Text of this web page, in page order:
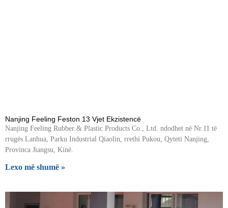
Nanjing Feeling Feston 13 Vjet Ekzistencë
Nanjing Feeling Rubber & Plastic Products Co., Ltd. ndodhet në Nr.11 të
rrugës Lanhua, Parku Industrial Qiaolin, rrethi Pukou, Qyteti Nanjing,
Provinca Jiangsu, Kinë.
Lexo më shumë »